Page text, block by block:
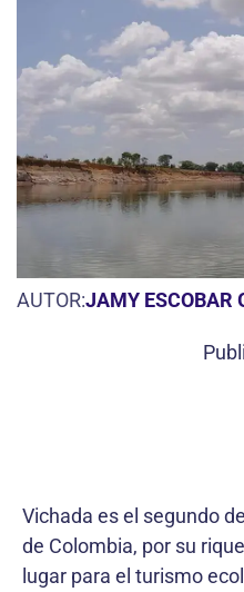
AUTOR:JAMY ESCOBAR
Vichada es el segundo
de Colombia, por su
lugar para el turismo